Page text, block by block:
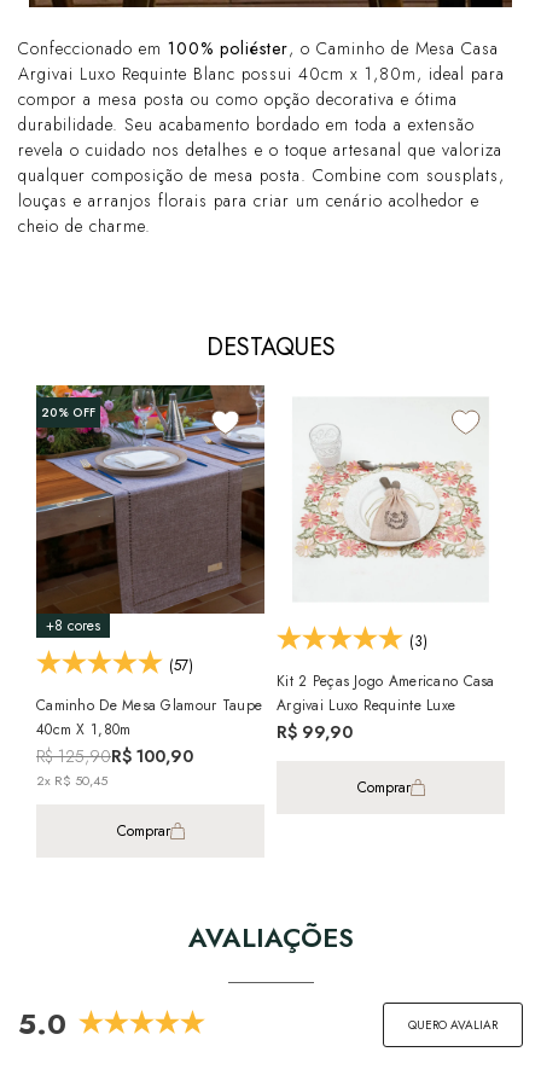
Confeccionado em 100% poliéster, o Caminho de Mesa Casa
Argivai Luxo Requinte Blanc possui 40cm x 1,80m, ideal para
compor a mesa posta ou como opção decorativa e ótima
durabilidade. Seu acabamento bordado em toda a extensão
revela o cuidado nos detalhes e o toque artesanal que valoriza
qualquer composição de mesa posta. Combine com sousplats,
louças e arranjos florais para criar um cenário acolhedor e
cheio de charme.
DESTAQUES
20%OFF
+8 cores
(57)
Caminho De Mesa Glamour Taupe
40cm X 1,80m
R$ 125,90R$ 100,90
2x R$ 50,45
Comprar
(3)
Kit 2 Peças Jogo Americano Casa
Argivai Luxo Requinte Luxe
R$ 99,90
Comprar
AVALIAÇÕES
5.0 QUERO AVALIAR